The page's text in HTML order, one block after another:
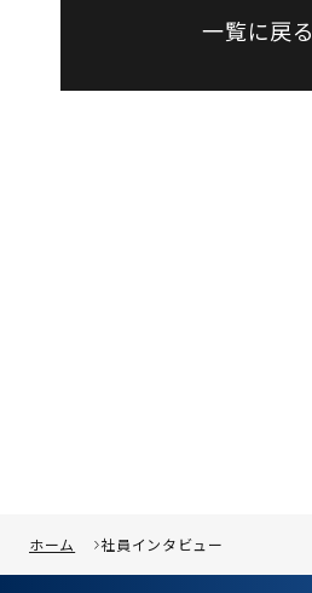
一覧に戻る
ホーム 社員インタビュー